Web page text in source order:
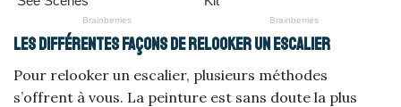
Les différentes façons de relooker un escalier
Pour relooker un escalier, plusieurs méthodes
s’offrent à vous. La peinture est sans doute la plus